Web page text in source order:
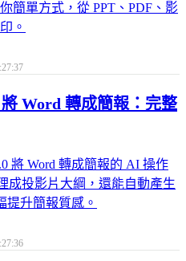
簡單方式，從 PPT、PDF、影
。
Word 轉成簡報：完整
將 Word 轉成簡報的 AI 操作
成投影片大綱，還能自動產生
提升簡報質感。